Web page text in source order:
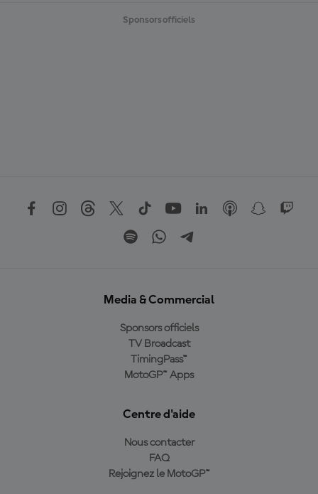
Sponsors officiels
Media & Commercial
Sponsors officiels
TV Broadcast
TimingPass™
MotoGP™ Apps
Centre d'aide
Nous contacter
FAQ
Rejoignez le MotoGP™